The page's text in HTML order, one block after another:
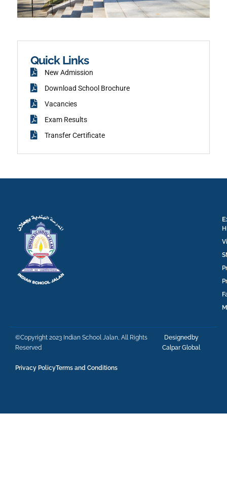
o
n
-
f
o
s
t
a
g
Quick Links
New Admission
Download School Brochure
Vacancies
Exam Results
Transfer Certificate
©Copyright 2023 Indian School Jalan, All Rights
Reserved
Designedby
Calpar Global
Privacy PolicyTerms and Conditions